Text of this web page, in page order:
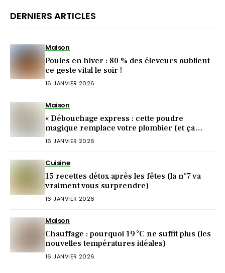
DERNIERS ARTICLES
Maison
Poules en hiver : 80 % des éleveurs oublient
ce geste vital le soir !
16 JANVIER 2026
Maison
« Débouchage express : cette poudre
magique remplace votre plombier (et ça
marche !) »
16 JANVIER 2026
Cuisine
15 recettes détox après les fêtes (la n°7 va
vraiment vous surprendre)
16 JANVIER 2026
Maison
Chauffage : pourquoi 19 °C ne suffit plus (les
nouvelles températures idéales)
16 JANVIER 2026